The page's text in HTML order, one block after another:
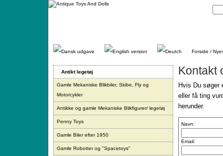
Gå
Forside /
Antikt legetøj
Gamle Mekaniske Blikbiler, Skibe, Fly og
Motorcykler
Antikke og gamle Mekaniske Blikfigurer/ legetøj
Penny Toys
Gamle Biler efter 1950
Gamle Robotter og "Spacetoys"
Kontakt
Hvis Du
eller få ting
herunder.
Navn:
Email: